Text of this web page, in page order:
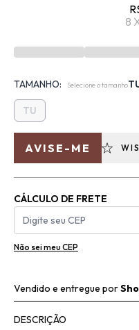
8
TAMANHO: Selecione o tamanho
TU
AVISE-ME
CÁLCULO DE FRETE
Não sei meu CEP
Vendido e entregue por
DESCRIÇÃO